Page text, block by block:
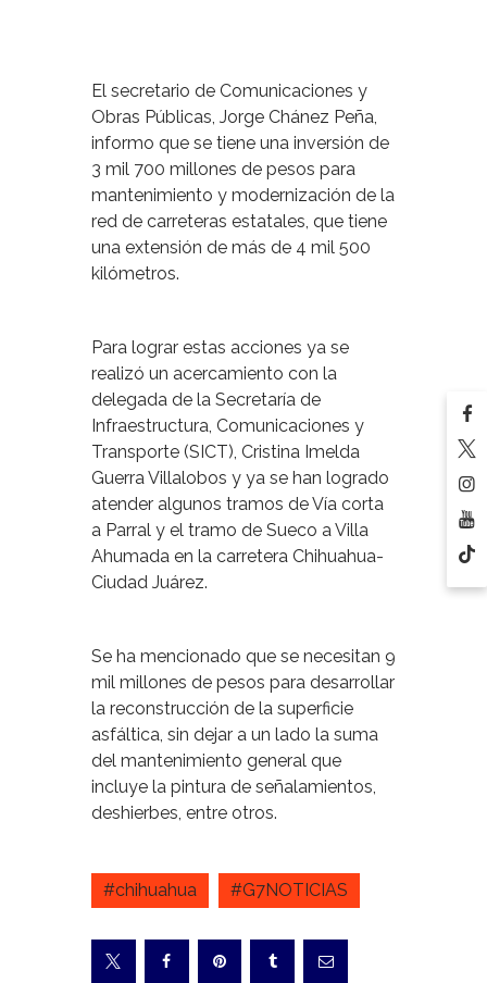
El secretario de Comunicaciones y
Obras Públicas, Jorge Chánez Peña,
informo que se tiene una inversión de
3 mil 700 millones de pesos para
mantenimiento y modernización de la
red de carreteras estatales, que tiene
una extensión de más de 4 mil 500
kilómetros.
Para lograr estas acciones ya se
realizó un acercamiento con la
delegada de la Secretaría de
Infraestructura, Comunicaciones y
Transporte (SICT), Cristina Imelda
Guerra Villalobos y ya se han logrado
atender algunos tramos de Vía corta
a Parral y el tramo de Sueco a Villa
Ahumada en la carretera Chihuahua-
Ciudad Juárez.
Se ha mencionado que se necesitan 9
mil millones de pesos para desarrollar
la reconstrucción de la superficie
asfáltica, sin dejar a un lado la suma
del mantenimiento general que
incluye la pintura de señalamientos,
deshierbes, entre otros.
#chihuahua #G7NOTICIAS